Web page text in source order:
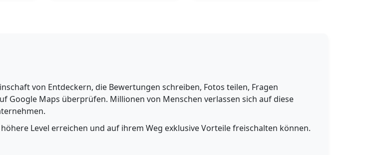
von Entdeckern, die Bewertungen schreiben, Fotos teilen, Fragen
Maps überprüfen. Millionen von Menschen verlassen sich auf diese
Level erreichen und auf ihrem Weg exklusive Vorteile freischalten können.